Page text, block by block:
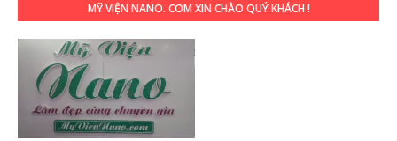
MỸ VIỆN NANO. COM XIN CHÀO QUÝ KHÁCH !